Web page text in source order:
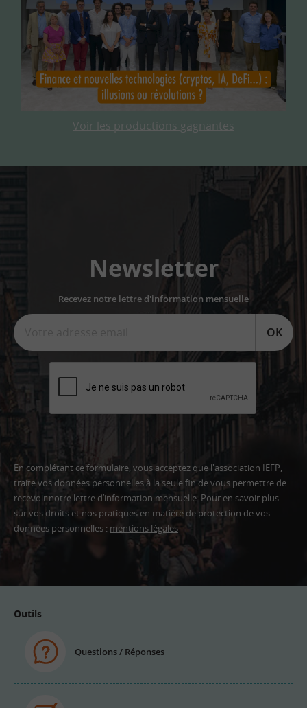
Voir les productions gagnantes
Newsletter
Recevez notre lettre d'information mensuelle
OK
En complétant ce formulaire, vous acceptez que l'association IEFP,
traite vos données personnelles à la seule fin de vous permettre de
recevoir notre lettre d’information mensuelle. Pour en savoir plus
sur vos droits et nos pratiques en matière de protection de vos
données personnelles : mentions légales
Outils
Questions / Réponses